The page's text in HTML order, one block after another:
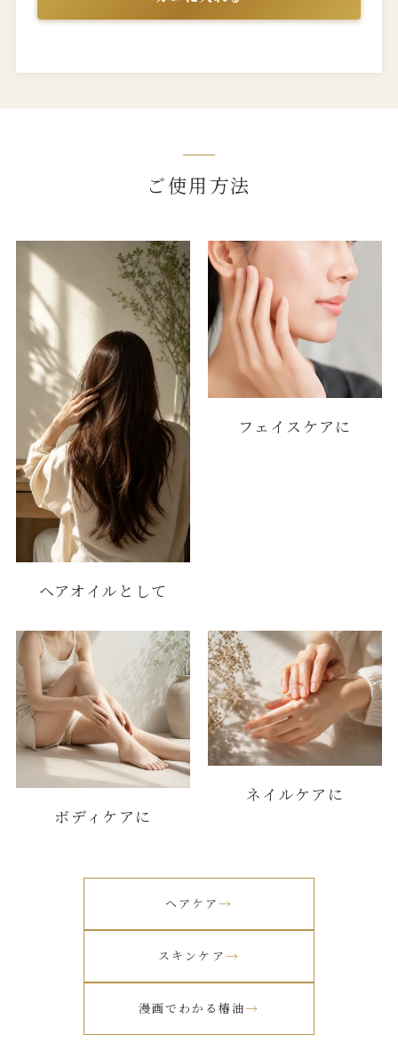
ご使用方法
ヘアオイルとして
フェイスケアに
ボディケアに
ネイルケアに
ヘアケア
スキンケア
漫画でわかる椿油